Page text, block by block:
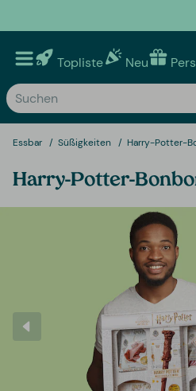
Topliste Neu
Essbar Süßigkeiten Harry-Potter-
Harry-Potter-